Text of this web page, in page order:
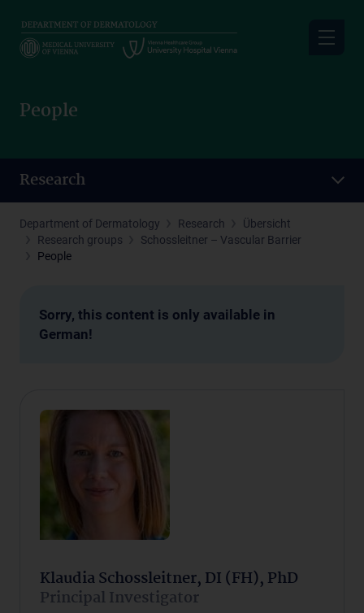
main
People
Research
Department of Dermatology Research
Übersicht
Research groups
Schossleitner – Vascular Barrier
People
Sorry, this content is only available in
German!
Klaudia Schossleitner, DI (FH), PhD
Principal Investigator